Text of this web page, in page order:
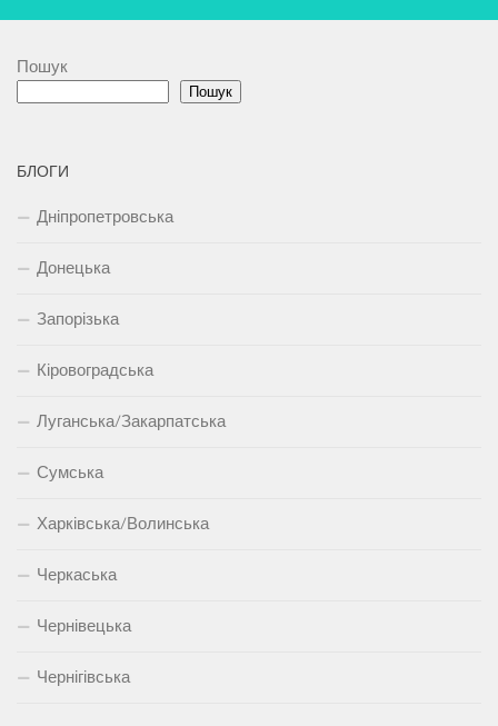
Пошук
Пошук
БЛОГИ
Дніпропетровська
Донецька
Запорізька
Кіровоградська
Луганська/Закарпатська
Сумська
Харківська/Волинська
Черкаська
Чернівецька
Чернігівська